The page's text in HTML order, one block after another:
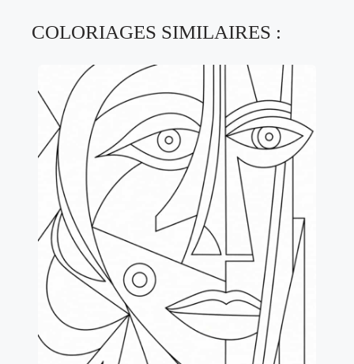
COLORIAGES SIMILAIRES :